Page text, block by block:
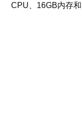
CPU、16GB内存